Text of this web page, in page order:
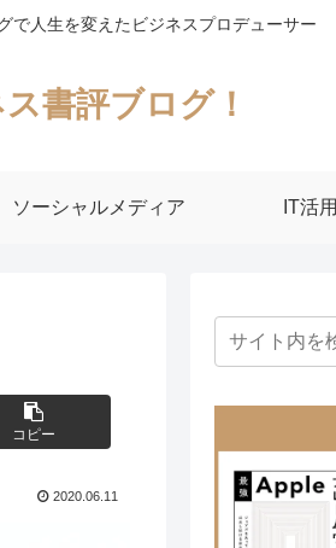
人生を変えたビジネスプロデューサー
書評ブログ！
ソーシャルメディア IT活用
コピー
2020.06.11